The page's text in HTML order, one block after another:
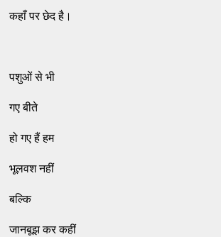
कहाँ पर छेद है।
पशुओं से भी
गए बीते
हो गए हैं हम
भूलवश नहीं
बल्कि
जानबूझ कर कहीं